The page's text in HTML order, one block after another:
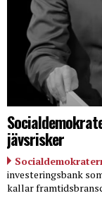
jävsrisker
investeringsbank
kallar